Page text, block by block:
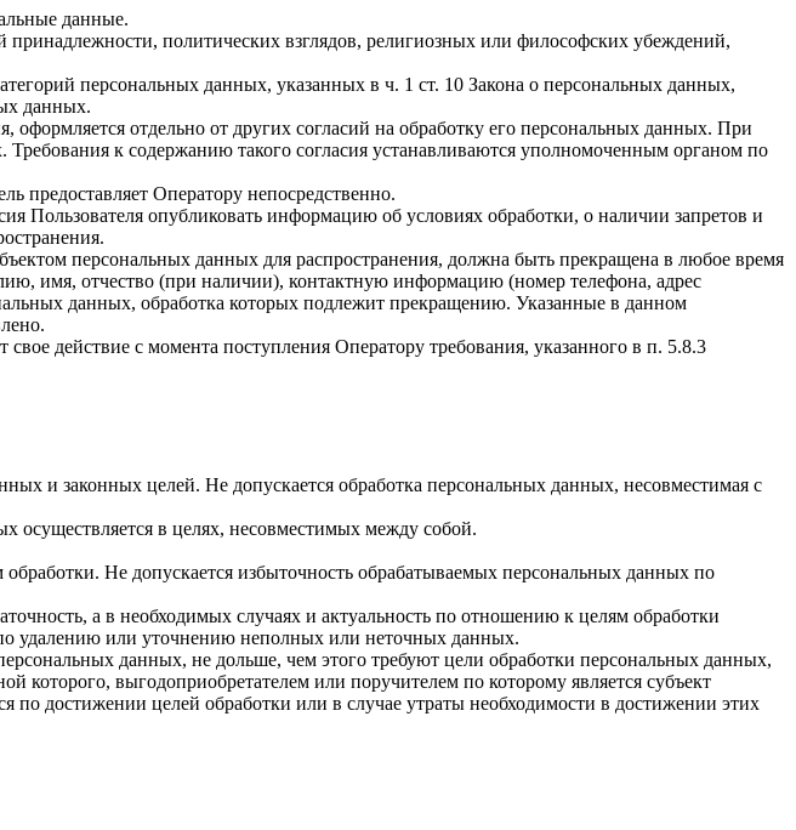
данные.
политических взглядов, религиозных или философских убеждений,
персональных данных, указанных в ч. 1 ст. 10 Закона о персональных данных,
данных.
отдельно от других согласий на обработку его персональных данных. При
к содержанию такого согласия устанавливаются уполномоченным органом по
предоставляет Оператору непосредственно.
Пользователя опубликовать информацию об условиях обработки, о наличии запретов и
персональных данных для распространения, должна быть прекращена в любое время
имя, отчество (при наличии), контактную информацию (номер телефона, адрес
данных, обработка которых подлежит прекращению. Указанные в данном
действие с момента поступления Оператору требования, указанного в п. 5.8.3
и законных целей. Не допускается обработка персональных данных, несовместимая с
осуществляется в целях, несовместимых между собой.
Не допускается избыточность обрабатываемых персональных данных по
а в необходимых случаях и актуальность по отношению к целям обработки
удалению или уточнению неполных или неточных данных.
данных, не дольше, чем этого требуют цели обработки персональных данных,
которого, выгодоприобретателем или поручителем по которому является субъект
достижении целей обработки или в случае утраты необходимости в достижении этих